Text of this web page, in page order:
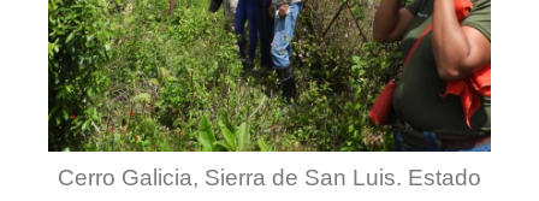
Cerro Galicia, Sierra de San Luis. Estado